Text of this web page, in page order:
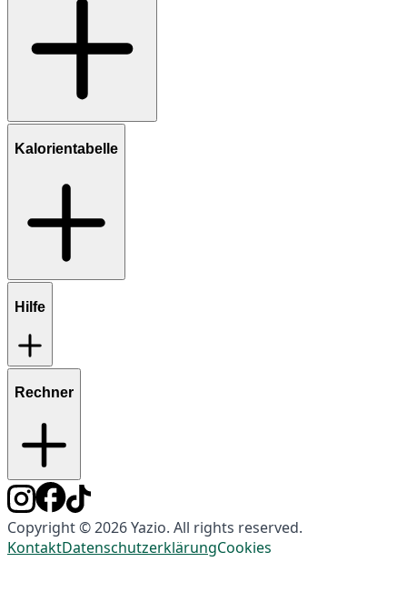
Kalorientabelle
Hilfe
Rechner
Copyright © 2026 Yazio. All rights reserved.
KontaktDatenschutzerklärungCookies